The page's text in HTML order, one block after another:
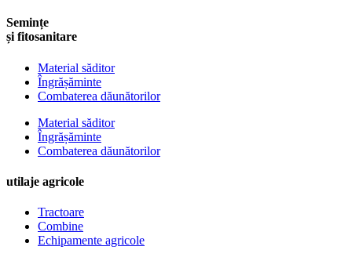
Semințe
și fitosanitare
Material săditor
Îngrășăminte
Combaterea dăunătorilor
Material săditor
Îngrășăminte
Combaterea dăunătorilor
utilaje agricole
Tractoare
Combine
Echipamente agricole